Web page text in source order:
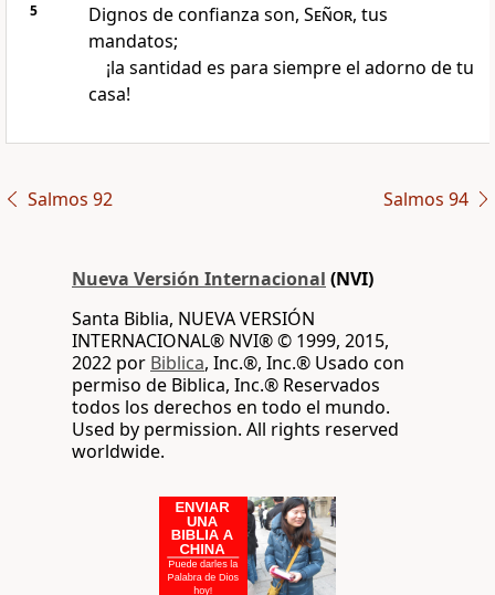
5 Dignos de confianza son, Señor, tus
mandatos;
¡la santidad es para siempre el adorno de tu
casa!
Salmos 92 Salmos 94
Nueva Versión Internacional (NVI)
Santa Biblia, NUEVA VERSIÓN
INTERNACIONAL® NVI® © 1999, 2015,
2022 por Biblica, Inc.®, Inc.® Usado con
permiso de Biblica, Inc.® Reservados
todos los derechos en todo el mundo.
Used by permission. All rights reserved
worldwide.